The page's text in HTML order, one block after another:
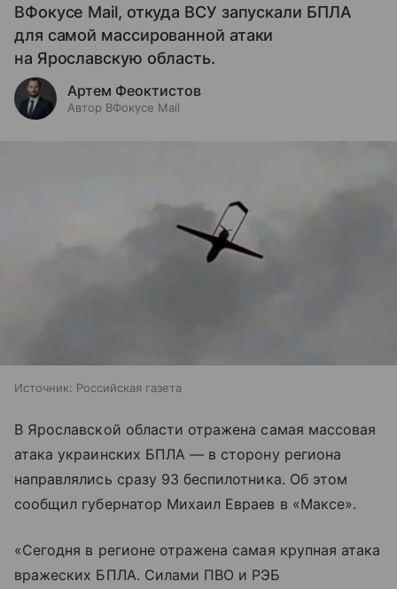
ВФокусе Mail, откуда ВСУ запускали БПЛА
для самой массированной атаки
на Ярославскую область.
Артем Феоктистов
Автор ВФокусе Mail
Источник: Российская газета
В Ярославской области отражена самая массовая
атака украинских БПЛА — в сторону региона
направлялись сразу 93 беспилотника. Об этом
сообщил губернатор Михаил Евраев в «Максе».
«Сегодня в регионе отражена самая крупная атака
вражеских БПЛА. Силами ПВО и РЭБ